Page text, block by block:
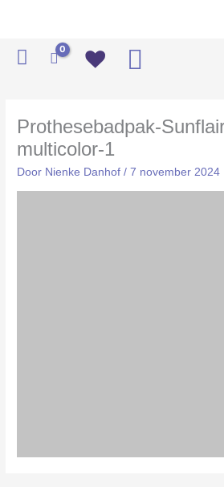
inhoud
Zoeken
Prothesebadpak-
multicolor-1
Door Nienke Danhof/7 november 2024